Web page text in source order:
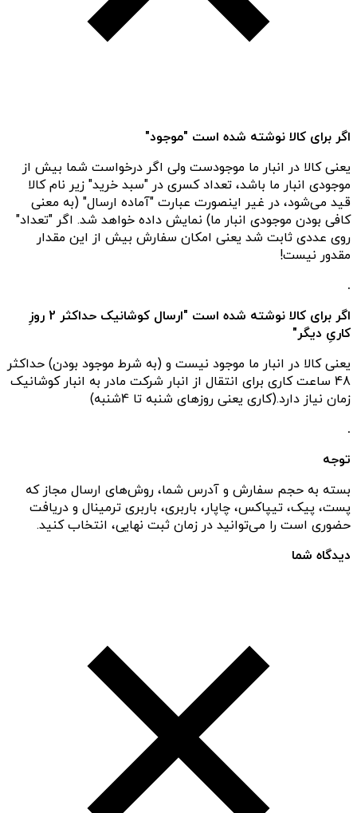
اگر برای کالا نوشته شده است "موجود"
یعنی کالا در انبار ما موجودست ولی اگر درخواست شما بیش از
موجودی انبار ما باشد، تعداد کسری در "سبد خرید" زیر نام کالا
قید می‌شود، در غیر اینصورت عبارت "آماده ارسال" (به معنی
کافی بودن موجودی انبار ما) نمایش داده خواهد شد. اگر "تعداد"
روی عددی ثابت شد یعنی امکان سفارش بیش از این مقدار
مقدور نیست!
.
اگر برای کالا نوشته شده است "ارسال کوشانیک حداکثر 2 روزِ
کاریِ دیگر"
یعنی کالا در انبار ما موجود نیست و (به شرط موجود بودن) حداکثر
48 ساعت کاری برای انتقال از انبار شرکت مادر به انبار کوشانیک
زمان نیاز دارد.(کاری یعنی روزهای شنبه تا 4شنبه)
.
توجه
بسته به حجم سفارش و آدرس شما، روش‌های ارسال مجاز که
پست، پیک، تیپاکس، چاپار، باربری، باربری ترمینال و دریافت
حضوری است را می‌توانید در زمان ثبت نهایی، انتخاب کنید.
دیدگاه شما